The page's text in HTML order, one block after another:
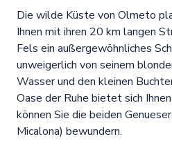
Die wilde Küste von Olmeto
Ihnen mit ihren 20 km langen
Fels ein außergewöhnliches
unweigerlich von seinem
Wasser und den kleinen
Oase der Ruhe bietet sich
können Sie die beiden
Micalona) bewundern.